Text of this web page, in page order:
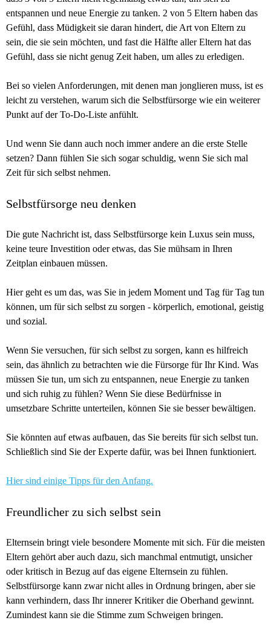
entspannen und neue Energie zu tanken. 2 von 5 Eltern haben das
Gefühl, dass Müdigkeit sie daran hindert, die Art von Eltern zu
sein, die sie sein möchten, und fast die Hälfte aller Eltern hat das
Gefühl, dass sie nicht genug Zeit haben, um alles zu erledigen.
Bei so vielen Anforderungen, mit denen man jonglieren muss, ist es
leicht zu verstehen, warum sich die Selbstfürsorge wie ein weiterer
Punkt auf der To-Do-Liste anfühlt.
Und wenn Sie dann auch noch immer andere an die erste Stelle
setzen? Dann fühlen Sie sich sogar schuldig, wenn Sie sich mal
Zeit für sich selbst nehmen.
Selbstfürsorge neu denken
Die gute Nachricht ist, dass Selbstfürsorge kein Luxus sein muss,
keine teure Investition oder etwas, das Sie mühsam in Ihren
Zeitplan einbauen müssen.
Hier geht es um das, was Sie in jedem Moment und Tag für Tag tun
können, um für sich selbst zu sorgen - körperlich, emotional, geistig
und sozial.
Wenn Sie versuchen, für sich selbst zu sorgen, kann es hilfreich
sein, das ähnlich zu betrachten wie die Fürsorge für Ihr Kind. Was
müssen Sie tun, um sich zu entspannen, neue Energie zu tanken
und sich ruhig zu fühlen? Wenn Sie diese Bedürfnisse in
umsetzbare Schritte unterteilen, können Sie sie besser bewältigen.
Sie könnten auf etwas aufbauen, das Sie bereits für sich selbst tun.
Schließlich sind Sie der Experte dafür, was bei Ihnen funktioniert.
Hier sind einige Tipps für den Anfang.
Freundlicher zu sich selbst sein
Elternsein bringt viele besondere Momente mit sich. Für die meisten
Eltern gehört aber auch dazu, sich manchmal entmutigt, unsicher
oder kritisch in Bezug auf das eigene Elternsein zu fühlen.
Selbstfürsorge kann zwar nicht alles in Ordnung bringen, aber sie
kann verhindern, dass Ihr innerer Kritiker die Oberhand gewinnt.
Zumindest kann sie die Stimme zum Schweigen bringen.